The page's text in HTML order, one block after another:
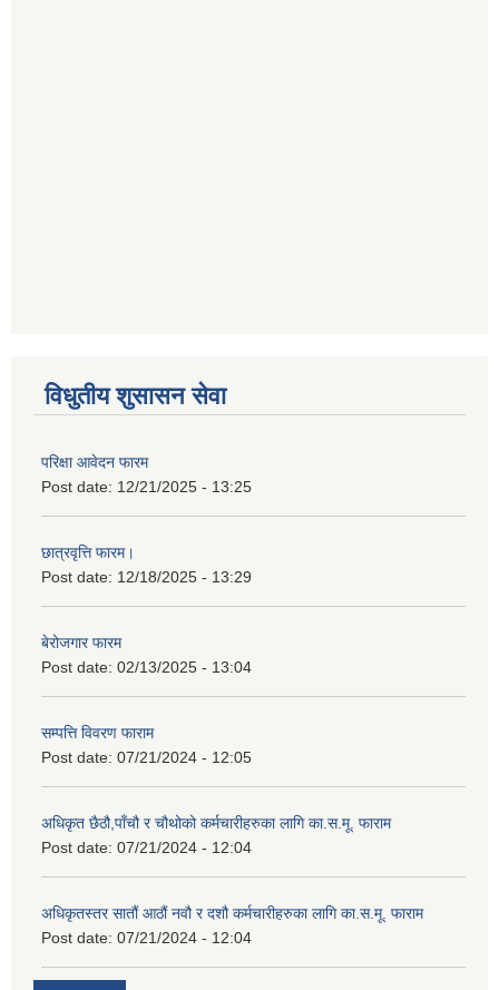
विधुतीय शुसासन सेवा
परिक्षा आवेदन फारम
Post date: 12/21/2025 - 13:25
छात्रवृत्ति फारम।
Post date: 12/18/2025 - 13:29
बेरोजगार फारम
Post date: 02/13/2025 - 13:04
सम्पत्ति विवरण फाराम
Post date: 07/21/2024 - 12:05
अधिकृत छैठौ,पाँचौ र चौथोको कर्मचारीहरुका लागि का.स.मू. फाराम
Post date: 07/21/2024 - 12:04
अधिकृतस्तर सातौं आठौं नवौ र दशौ कर्मचारीहरुका लागि का.स.मू. फाराम
Post date: 07/21/2024 - 12:04